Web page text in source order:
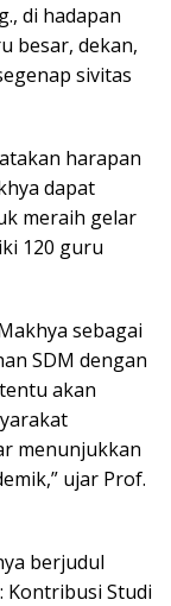
di hadapan
besar, dekan,
sivitas
harapan
dapat
meraih gelar
120 guru
sebagai
SDM dengan
akan
menunjukkan
ujar Prof.
berjudul
Kontribusi Studi